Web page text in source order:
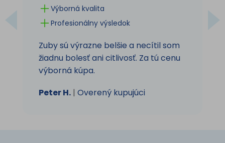
Výborná kvalita
Profesionálny výsledok
Zuby sú výrazne belšie a necítil som
žiadnu bolesť ani citlivosť. Za tú cenu
výborná kúpa.
Peter H. | Overený kupujúci